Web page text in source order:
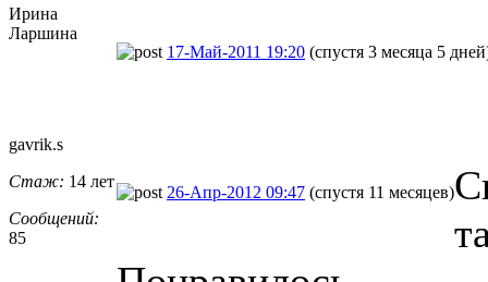
Ирина
Ларшина
17-Май-2011 19:20 (спустя 3 месяца 5
gavrik.s
Стаж: 14 лет
Сообщений:
85
26-Апр-2012 09:47 (спустя 11 месяцев)